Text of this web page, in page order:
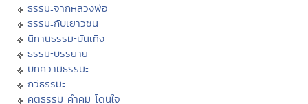
ธรรมะจากหลวงพ่อ
ธรรมะกับเยาวชน
นิทานธรรมะบันเทิง
ธรรมะบรรยาย
บทความธรรมะ
กวีธรรมะ
คติธรรม คำคม โดนใจ